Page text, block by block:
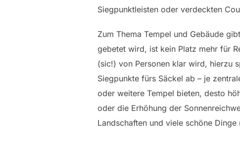
Siegpunktleisten oder verdeckten
Zum Thema Tempel und Gebäude
gebetet wird, ist kein Platz mehr für
(sic!) von Personen klar wird, hierzu
Siegpunkte fürs Säckel ab – je
oder weitere Tempel bieten, desto
oder die Erhöhung der
Landschaften und viele schöne Dinge